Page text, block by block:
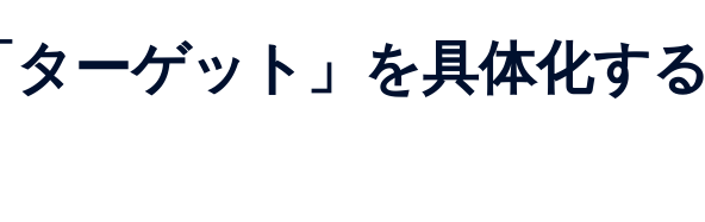
ーゲット」を具体化する